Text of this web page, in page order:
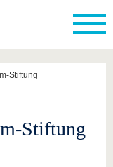
Stiftung
Stiftung